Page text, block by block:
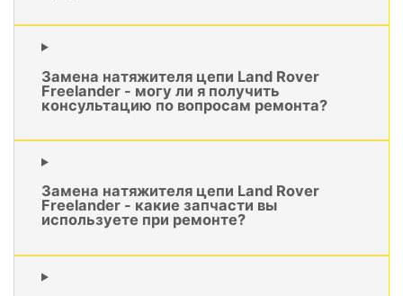
Замена натяжителя цепи Land Rover
Freelander - могу ли я получить
консультацию по вопросам ремонта?
Замена натяжителя цепи Land Rover
Freelander - какие запчасти вы
используете при ремонте?